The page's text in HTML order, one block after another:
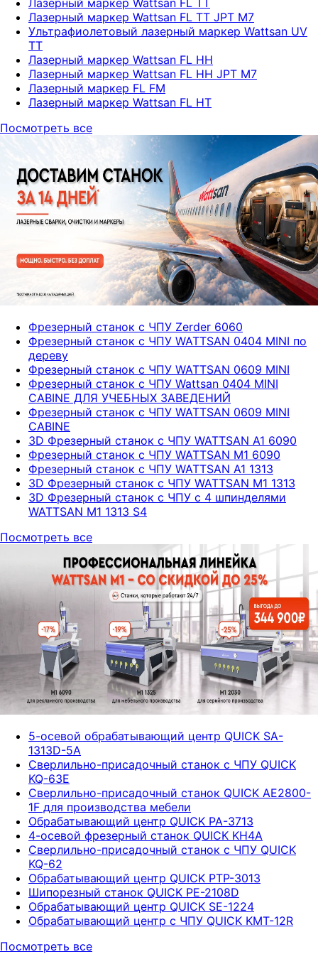
Лазерный маркер Wattsan FL TT
Лазерный маркер Wattsan FL TT JPT M7
Ультрафиолетовый лазерный маркер Wattsan UV
TT
Лазерный маркер Wattsan FL HH
Лазерный маркер Wattsan FL HH JPT M7
Лазерный маркер FL FM
Лазерный маркер Wattsan FL HT
Посмотреть все
Фрезерный станок с ЧПУ Zerder 6060
Фрезерный станок с ЧПУ WATTSAN 0404 MINI по
дереву
Фрезерный станок с ЧПУ WATTSAN 0609 MINI
Фрезерный станок с ЧПУ Wattsan 0404 MINI
CABINE ДЛЯ УЧЕБНЫХ ЗАВЕДЕНИЙ
Фрезерный станок с ЧПУ WATTSAN 0609 MINI
CABINE
3D Фрезерный станок с ЧПУ WATTSAN A1 6090
Фрезерный станок с ЧПУ WATTSAN M1 6090
Фрезерный станок с ЧПУ WATTSAN A1 1313
3D Фрезерный станок с ЧПУ WATTSAN M1 1313
3D Фрезерный станок с ЧПУ с 4 шпинделями
WATTSAN M1 1313 S4
Посмотреть все
5-осевой обрабатывающий центр QUICK SA-
1313D-5A
Сверлильно-присадочный станок с ЧПУ QUICK
KQ-63E
Сверлильно-присадочный станок QUICK AE2800-
1F для производства мебели
Обрабатывающий центр QUICK PA-3713
4-осевой фрезерный станок QUICK KH4A
Сверлильно-присадочный станок с ЧПУ QUICK
KQ-62
Обрабатывающий центр QUICK PTP-3013
Шипорезный станок QUICK PE-2108D
Обрабатывающий центр QUICK SE-1224
Обрабатывающий центр с ЧПУ QUICK KMT-12R
Посмотреть все